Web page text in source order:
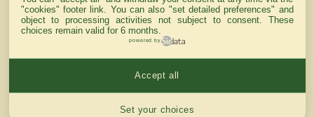
Mentions légales du site
"cookies" footer link . You can also "set detailed preferences" and
object to processing activities not subject to consent. These
choices remain valid for 6 months.
powered by
Set your choices
Accept all